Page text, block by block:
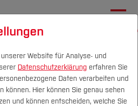
DE|EN Quicklinks
aufklappen
Website für Analyse- und
Datenschutzerklärung erfahren Sie
Daten verarbeiten und
können. Hier können Sie genau sehen
und können entscheiden, welche Sie